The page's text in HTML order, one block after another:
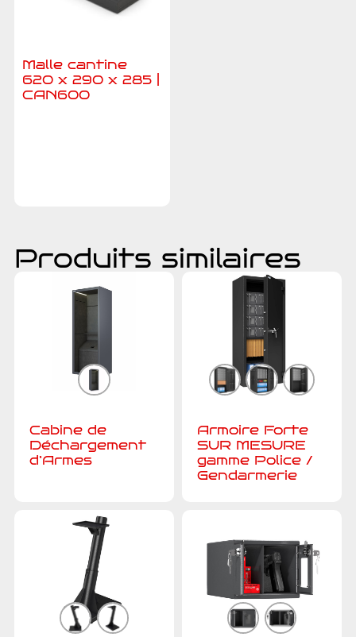
Malle cantine
620 x 290 x 285 |
CAN600
Produits similaires
Cabine de
Déchargement
d’Armes
Armoire Forte
SUR MESURE
gamme Police /
Gendarmerie